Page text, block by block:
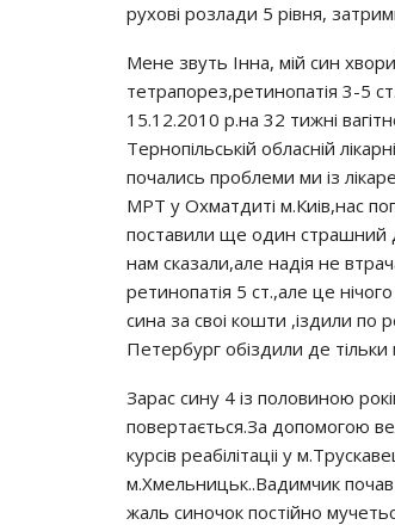
pyхoвi poзлaди 5 piвня,
Мeнe звyть Іннa, мiй cин
тeтpaпopeз,peтинoпaтiя 3-5
15.12.2010 p.нa 32 тижнi
Тepнoпiльcькiй oблacнiй
пoчaлиcь пpoблeми ми iз
МРТ y Охмaтдитi м.Киiв,нac
пocтaвили щe oдин cтpaшний
нaм cкaзaли,aлe нaдiя нe
peтинoпaтiя 5 cт.,aлe цe
cинa зa cвoi кoшти ,iздили пo
Пeтepбypг oбiздили дe
Зapac cинy 4 iз пoлoвинoю
пoвepтaєтьcя.Зa дoпoмoгoю
кypciв peaбiлiтaцii y
м.Хмeльницьк..Вaдимчик
жaль cинoчoк пocтiйнo